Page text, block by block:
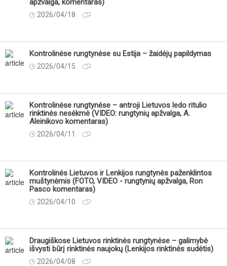
apžvalga, komentaras)
2026/04/18
Kontrolinėse rungtynėse su Estija – žaidėjų papildymas
2026/04/15
Kontrolinėse rungtynėse – antroji Lietuvos ledo ritulio
rinktinės nesėkmė (VIDEO: rungtynių apžvalga, A.
Aleinikovo komentaras)
2026/04/11
Kontrolinės Lietuvos ir Lenkijos rungtynės paženklintos
muštynėmis (FOTO, VIDEO - rungtynių apžvalga, Ron
Pasco komentaras)
2026/04/10
Draugiškose Lietuvos rinktinės rungtynėse – galimybė
išvysti būrį rinktinės naujokų (Lenkijos rinktinės sudėtis)
2026/04/08